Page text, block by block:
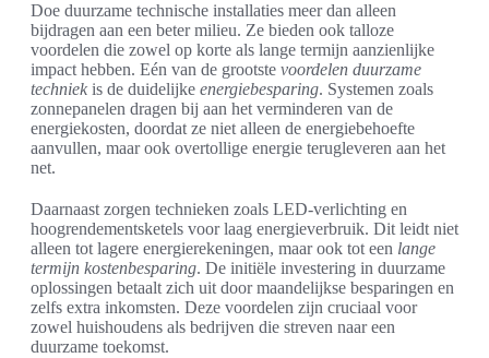
Doe duurzame technische installaties meer dan alleen
bijdragen aan een beter milieu. Ze bieden ook talloze
voordelen die zowel op korte als lange termijn aanzienlijke
impact hebben. Eén van de grootste voordelen duurzame
techniek is de duidelijke energiebesparing. Systemen zoals
zonnepanelen dragen bij aan het verminderen van de
energiekosten, doordat ze niet alleen de energiebehoefte
aanvullen, maar ook overtollige energie terugleveren aan het
net.
Daarnaast zorgen technieken zoals LED-verlichting en
hoogrendementsketels voor laag energieverbruik. Dit leidt niet
alleen tot lagere energierekeningen, maar ook tot een lange
termijn kostenbesparing. De initiële investering in duurzame
oplossingen betaalt zich uit door maandelijkse besparingen en
zelfs extra inkomsten. Deze voordelen zijn cruciaal voor
zowel huishoudens als bedrijven die streven naar een
duurzame toekomst.